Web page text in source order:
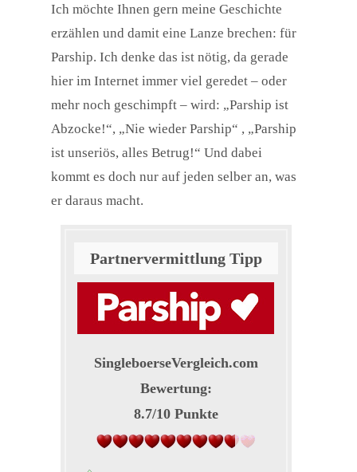
Ich möchte Ihnen gern meine Geschichte
erzählen und damit eine Lanze brechen: für
Parship. Ich denke das ist nötig, da gerade
hier im Internet immer viel geredet – oder
mehr noch geschimpft – wird: „Parship ist
Abzocke!“, „Nie wieder Parship“ , „Parship
ist unseriös, alles Betrug!“ Und dabei
kommt es doch nur auf jeden selber an, was
er daraus macht.
Partnervermittlung Tipp
SingleboerseVergleich.com
Bewertung:
8.7/10Punkte